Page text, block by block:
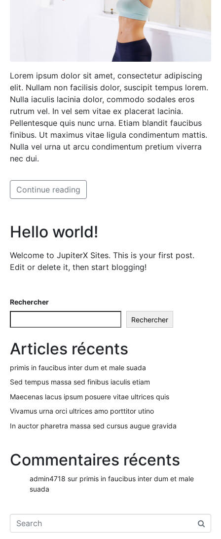
Lorem ipsum dolor sit amet, consectetur adipiscing
elit. Nullam non facilisis dolor, suscipit tempus lorem.
Nulla iaculis lacinia dolor, commodo sodales eros
rutrum vel. In vel sem vitae ex placerat lacinia.
Pellentesque quis nunc urna. Etiam blandit faucibus
finibus. Ut maximus vitae ligula condimentum mattis.
Nulla vel urna ut arcu condimentum pretium viverra
nec dui.
Continue reading
Hello world!
Welcome to JupiterX Sites. This is your first post.
Edit or delete it, then start blogging!
Rechercher
Rechercher
Articles récents
primis in faucibus inter dum et male suada
Sed tempus massa sed finibus iaculis etiam
Maecenas lacus ipsum posuere vitae ultrices quis
Vivamus urna orci ultrices amo porttitor utino
In auctor pharetra massa sed cursus augue gravida
Commentaires récents
admin4718 sur primis in faucibus inter dum et male
suada